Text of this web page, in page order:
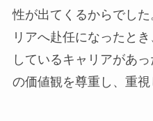
性が出てくるからでし
リアへ赴任になったと
しているキャリアがあ
の価値観を尊重し、重視